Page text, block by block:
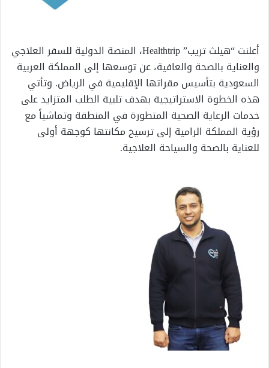
أعلنت “هيلث تريب” Healthtrip، المنصة الدولية للسفر العلاجي
والعناية بالصحة والعافية، عن توسعها إلى المملكة العربية
السعودية بتأسيس مقراتها الإقليمية في الرياض. وتأتي
هذه الخطوة الاستراتيجية بهدف تلبية الطلب المتزايد على
خدمات الرعاية الصحية المتطورة في المنطقة وتماشياً مع
رؤية المملكة الرامية إلى ترسيخ مكانتها كوجهة أولى
للعناية بالصحة والسياحة العلاجية.